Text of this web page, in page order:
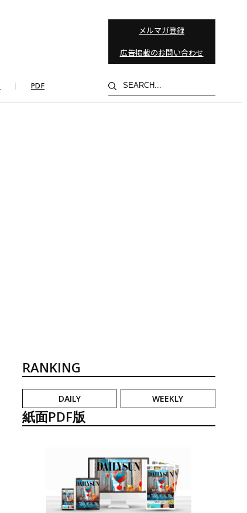
メルマガ登録
広告掲載のお問い合わせ
PDF
検
索
RANKING
DAILY WEEKLY
紙面PDF版